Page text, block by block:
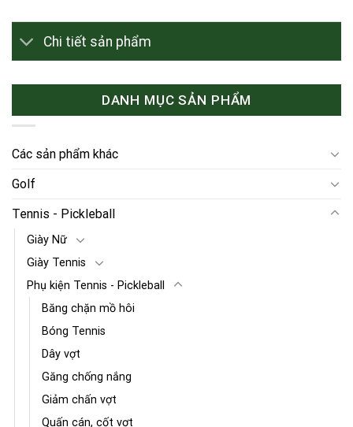
Chi tiết sản phẩm
DANH MỤC SẢN PHẨM
Các sản phẩm khác
Golf
Tennis - Pickleball
Giày Nữ
Giày Tennis
Phụ kiện Tennis - Pickleball
Băng chặn mồ hôi
Bóng Tennis
Dây vợt
Găng chống nắng
Giảm chấn vợt
Quấn cán, cốt vợt